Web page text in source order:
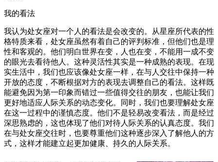
我的看法
我认为处女座对一个人的看法是会改变的。从星座所代表的性
格特质来看，处女座虽然有着自己的评判标准，但他们也是理
性和客观的。他们明白世界在变，人也在变，不能用一成不变
的眼光去看待他人。这种灵活性其实是一种成熟的表现。在现
实生活中，我们也应该像处女座一样，在与人交往中保持一种
开放的态度，不断根据对方的表现去调整自己的看法。这样既
能避免因为第一印象而错过一些值得交往的朋友，也能让我们
更好地适应人际关系的动态变化。同时，我们也要理解处女座
在这一过程中的谨慎态度。他们不是轻易改变看法，而是经过
深思熟虑的，这也体现了他们对待人际关系的认真态度。我们
在与处女座交往时，也要尊重他们这种逐步深入了解他人的方
式，这样才能建立起更加健康、持久的人际关系。